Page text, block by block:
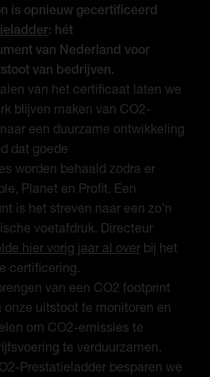
is opnieuw gecertificeerd
: hét
van Nederland voor
van bedrijven.
van het certificaat laten we
blijven maken van CO2-
een duurzame ontwikkeling
dat goede
worden behaald zodra er
Planet en Profit. Een
is het streven naar een zo’n
voetafdruk. Directeur
hier vorig jaar al over bij het
certificering.
van een CO2 footprint
onze uitstoot te monitoren en
om CO2-emissies te
te verduurzamen.
Prestatieladder besparen we